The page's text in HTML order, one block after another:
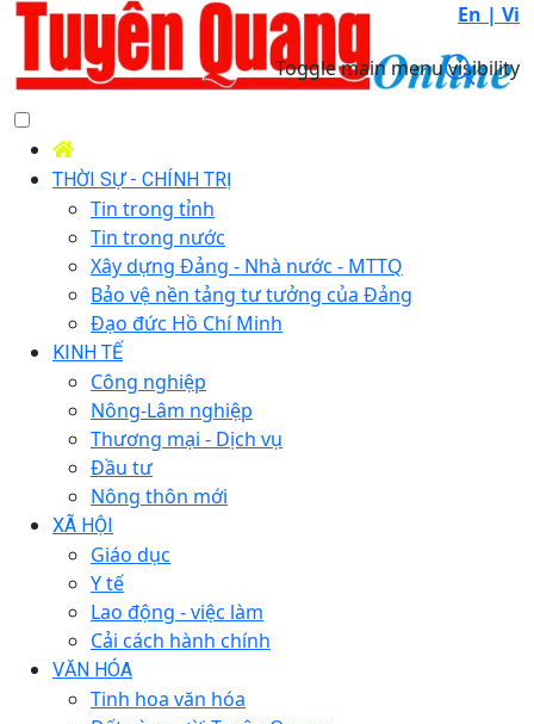
En | Vi
Toggle main menu visibility
THỜI SỰ - CHÍNH TRỊ
Tin trong tỉnh
Tin trong nước
Xây dựng Đảng - Nhà nước - MTTQ
Bảo vệ nền tảng tư tưởng của Đảng
Đạo đức Hồ Chí Minh
KINH TẾ
Công nghiệp
Nông-Lâm nghiệp
Thương mại - Dịch vụ
Đầu tư
Nông thôn mới
XÃ HỘI
Giáo dục
Y tế
Lao động - việc làm
Cải cách hành chính
VĂN HÓA
Tinh hoa văn hóa